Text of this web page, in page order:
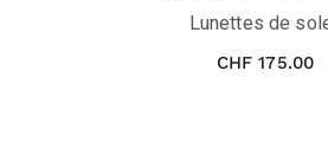
Lunettes de
CHF 175.00